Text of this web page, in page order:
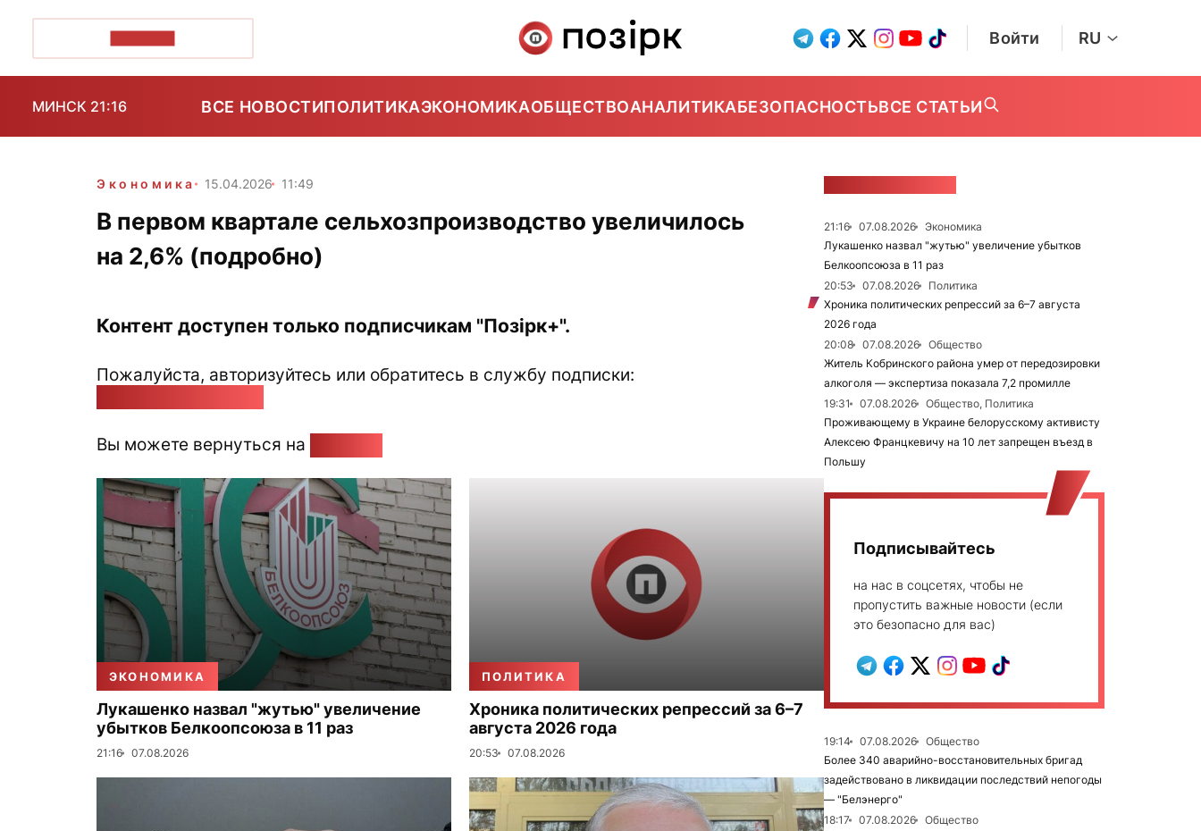
Войти RU
МИНСК 21:16 ВСЕ НОВОСТИПОЛИТИКАЭКОНОМИКАОБЩЕСТВОАНАЛИТИКАБЕЗОПАСНОСТЬВСЕ СТАТЬИ
Экономика 15.04.2026 11:49
В первом квартале сельхозпроизводство увеличилось
на 2,6% (подробно)
Контент доступен только подписчикам "Позірк+".
Пожалуйста, авторизуйтесь или обратитесь в службу подписки:
Вы можете вернуться на
ЭКОНОМИКА
Лукашенко назвал "жутью" увеличение
убытков Белкоопсоюза в 11 раз
21:16 07.08.2026
ПОЛИТИКА
Хроника политических репрессий за 6–7
августа 2026 года
20:53 07.08.2026
21:16 07.08.2026
Экономика
Лукашенко назвал "жутью" увеличение убытков
Белкоопсоюза в 11 раз
20:53
07.08.2026
Политика
Хроника политических репрессий за 6–7 августа
2026 года
20:08
07.08.2026
Общество
Житель Кобринского района умер от передозировки
алкоголя — экспертиза показала 7,2 промилле
19:31
07.08.2026
Общество, Политика
Проживающему в Украине белорусскому активисту
Алексею Францкевичу на 10 лет запрещен въезд в
Польшу
Подписывайтесь
на нас в соцсетях, чтобы не
пропустить важные новости (если
это безопасно для вас)
19:14 07.08.2026
Общество
Более 340 аварийно-восстановительных бригад
задействовано в ликвидации последствий непогоды
— "Белэнерго"
18:17
07.08.2026
Общество